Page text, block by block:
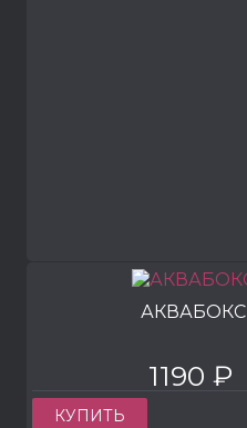
АКВАБОКС
1190 ₽
КУПИТЬ